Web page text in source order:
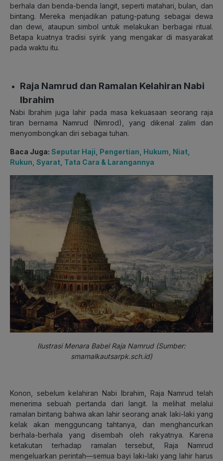
berhala dan benda-benda langit, seperti matahari, bulan, dan
bintang. Mereka menjadikan patung-patung sebagai dewa
dan dewi, ataupun simbol untuk melakukan berbagai ritual.
Betapa kuatnya tradisi syirik yang mengakar di masyarakat
pada waktu itu.
Raja Namrud dan Ramalan Kelahiran Nabi
Ibrahim
Nabi Ibrahim juga lahir pada masa kekuasaan seorang raja
tiran bernama Namrud (Nimrod), yang dikenal zalim dan
menyombongkan diri sebagai tuhan.
Baca Juga: Seputar Haji, Pengertian, Hukum, Niat,
Rukun, Syarat, Tata Cara & Larangannya
Ilustrasi Menara Babel Raja Namrud (Sumber:
smamalkautsarpk.sch.id)
Konon, sebelum kelahiran Nabi Ibrahim, Raja Namrud telah
menerima sebuah pertanda dari langit. Ia melihat melalui
ramalan bintang bahwa akan lahir seorang anak laki-laki yang
kelak akan mengguncang tahtanya, dan menghancurkan
berhala-berhala yang disembah oleh rakyatnya. Karena
ketakutan terhadap ramalan tersebut, Raja Namrud
mengeluarkan perintah—semua bayi laki-laki yang lahir harus